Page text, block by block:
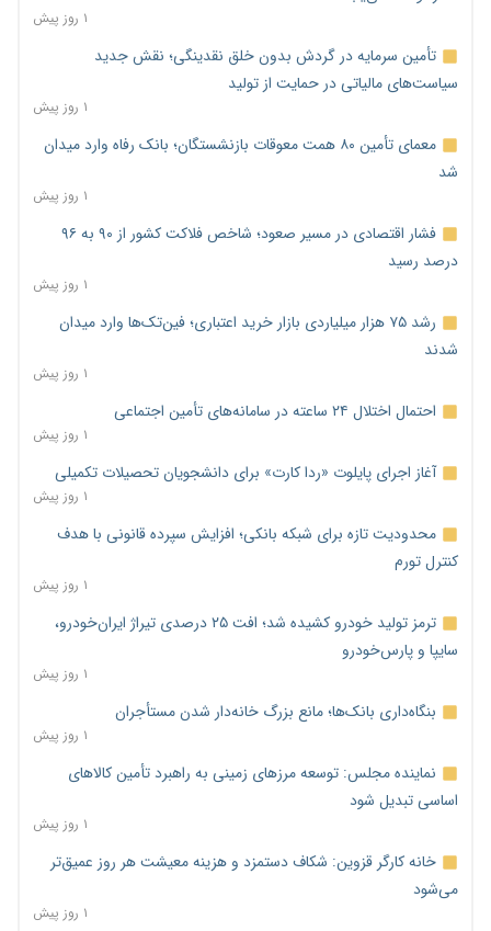
۱ روز پیش
تأمین سرمایه در گردش بدون خلق نقدینگی؛ نقش جدید
سیاست‌های مالیاتی در حمایت از تولید
۱ روز پیش
معمای تأمین ۸۰ همت معوقات بازنشستگان؛ بانک رفاه وارد میدان
شد
۱ روز پیش
فشار اقتصادی در مسیر صعود؛ شاخص فلاکت کشور از ۹۰ به ۹۶
درصد رسید
۱ روز پیش
رشد ۷۵ هزار میلیاردی بازار خرید اعتباری؛ فین‌تک‌ها وارد میدان
شدند
۱ روز پیش
احتمال اختلال ۲۴ ساعته در سامانه‌های تأمین اجتماعی
۱ روز پیش
آغاز اجرای پایلوت «ردا کارت» برای دانشجویان تحصیلات تکمیلی
۱ روز پیش
محدودیت تازه برای شبکه بانکی؛ افزایش سپرده قانونی با هدف
کنترل تورم
۱ روز پیش
ترمز تولید خودرو کشیده شد؛ افت ۲۵ درصدی تیراژ ایران‌خودرو،
سایپا و پارس‌خودرو
۱ روز پیش
بنگاه‌داری بانک‌ها؛ مانع بزرگ خانه‌دار شدن مستأجران
۱ روز پیش
نماینده مجلس: توسعه مرزهای زمینی به راهبرد تأمین کالاهای
اساسی تبدیل شود
۱ روز پیش
خانه کارگر قزوین: شکاف دستمزد و هزینه معیشت هر روز عمیق‌تر
می‌شود
۱ روز پیش